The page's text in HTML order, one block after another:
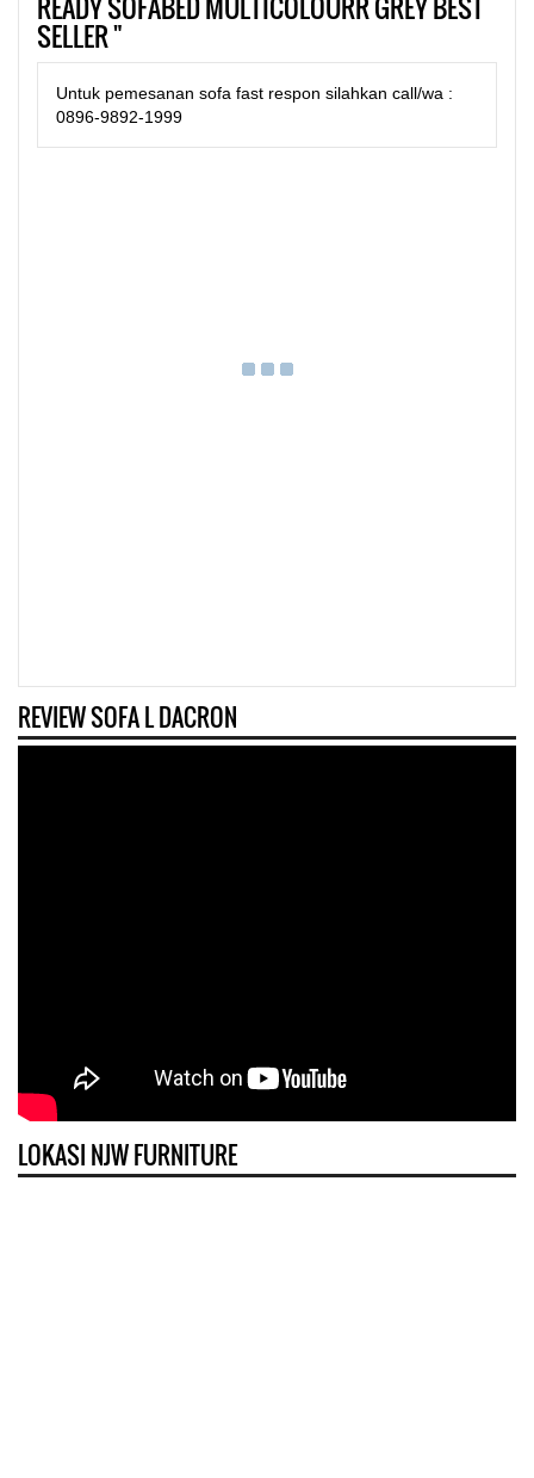
SELLER "
Untuk pemesanan sofa fast respon silahkan call/wa :
0896-9892-1999
REVIEW SOFA L DACRON
LOKASI NJW FURNITURE